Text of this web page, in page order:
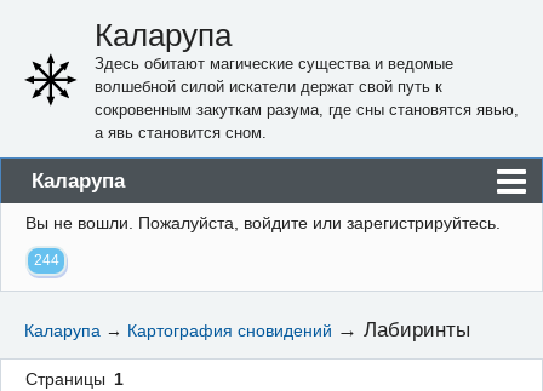
Каларупа
Здесь обитают магические существа и ведомые
волшебной силой искатели держат свой путь к
сокровенным закуткам разума, где сны становятся явью,
а явь становится сном.
Каларупа
Блог
Форум
Правила
Вы не вошли. Пожалуйста, войдите или зарегистрируйтесь.
244
Каларупа → Картография сновидений →Лабиринты
Страницы 1